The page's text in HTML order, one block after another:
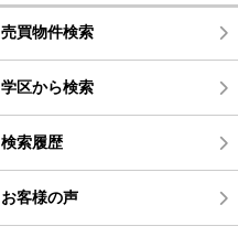
売買物件検索
学区から検索
検索履歴
お客様の声